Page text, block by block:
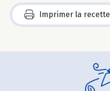
Imprimer la recette